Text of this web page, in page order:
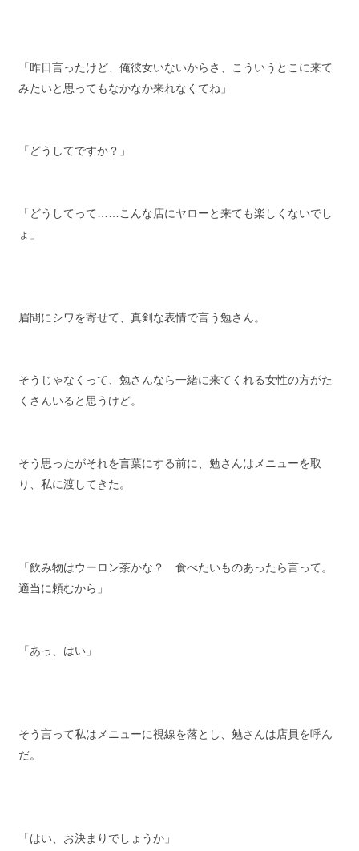
「昨日言ったけど、俺彼女いないからさ、こういうとこに来て
みたいと思ってもなかなか来れなくてね」
「どうしてですか？」
「どうしてって……こんな店にヤローと来ても楽しくないでし
ょ」
眉間にシワを寄せて、真剣な表情で言う勉さん。
そうじゃなくって、勉さんなら一緒に来てくれる女性の方がた
くさんいると思うけど。
そう思ったがそれを言葉にする前に、勉さんはメニューを取
り、私に渡してきた。
「飲み物はウーロン茶かな？ 食べたいものあったら言って。
適当に頼むから」
「あっ、はい」
そう言って私はメニューに視線を落とし、勉さんは店員を呼ん
だ。
「はい、お決まりでしょうか」